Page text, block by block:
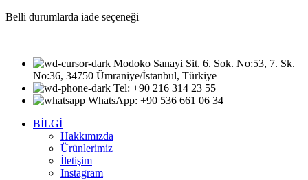
Belli durumlarda iade seçeneği
Modoko Sanayi Sit. 6. Sok. No:53, 7. Sk.
No:36, 34750 Ümraniye/İstanbul, Türkiye
Tel: +90 216 314 23 55
WhatsApp: +90 536 661 06 34
BİLGİ
Hakkımızda
Ürünlerimiz
İletişim
Instagram